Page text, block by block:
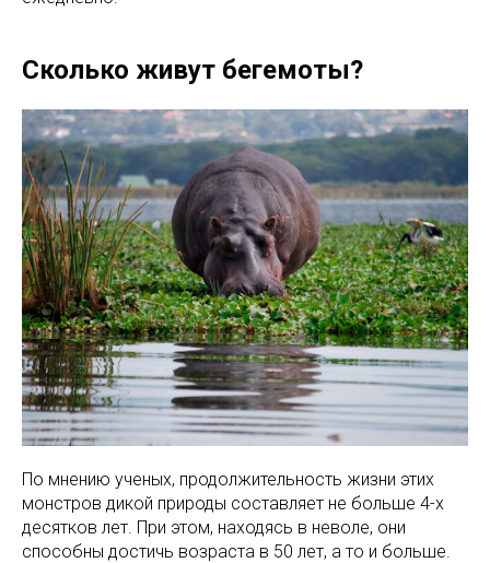
Сколько живут бегемоты?
По мнению ученых, продолжительность жизни этих
монстров дикой природы составляет не больше 4-х
десятков лет. При этом, находясь в неволе, они
способны достичь возраста в 50 лет, а то и больше.